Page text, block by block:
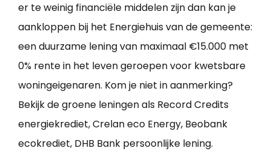
er te weinig financiële middelen zijn dan kan je
aankloppen bij het Energiehuis van de gemeente:
een duurzame lening van maximaal €15.000 met
0% rente in het leven geroepen voor kwetsbare
woningeigenaren. Kom je niet in aanmerking?
Bekijk de groene leningen als Record Credits
energiekrediet, Crelan eco Energy, Beobank
ecokrediet, DHB Bank persoonlijke lening.